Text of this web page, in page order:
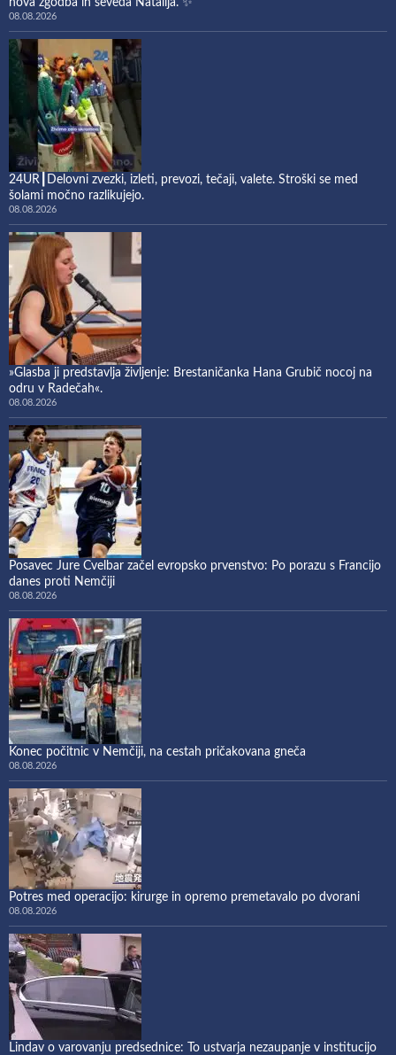
nova zgodba in seveda Natalija. ✨
08.08.2026
24UR┃Delovni zvezki, izleti, prevozi, tečaji, valete. Stroški se med
šolami močno razlikujejo.
08.08.2026
»Glasba ji predstavlja življenje: Brestaničanka Hana Grubič nocoj na
odru v Radečah«.
08.08.2026
Posavec Jure Cvelbar začel evropsko prvenstvo: Po porazu s Francijo
danes proti Nemčiji
08.08.2026
Konec počitnic v Nemčiji, na cestah pričakovana gneča
08.08.2026
Potres med operacijo: kirurge in opremo premetavalo po dvorani
08.08.2026
Lindav o varovanju predsednice: To ustvarja nezaupanje v institucijo